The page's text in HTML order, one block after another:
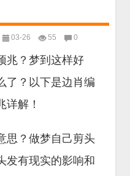
03-26 55 0
兆？梦到这样好
了？以下是边肖编
详解！
思？做梦自己剪头
发有现实的影响和